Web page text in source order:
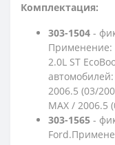
Комплектация:
303-1504 -
Применение:
2.0L ST
2006.5 (03/
MAX / 2006.5
303-1565 -